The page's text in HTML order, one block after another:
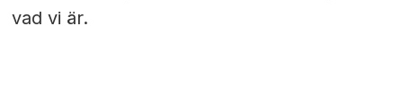
vad vi är.